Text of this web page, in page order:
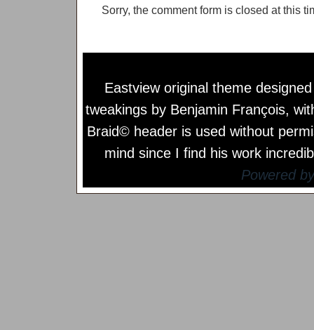
Sorry, the comment form is closed at this
Eastview original theme
tweakings by Benjamin François,
Braid© header is used without
mind since I find his work
Powered